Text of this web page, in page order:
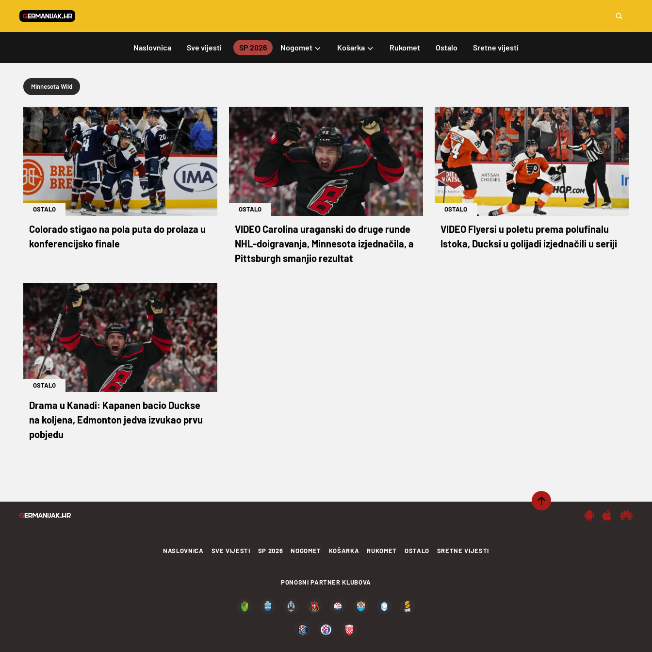
Naslovnica Sve vijesti SP 2026 Nogomet Košarka Rukomet Ostalo Sretne vijesti
Minnesota Wild
OSTALO
Colorado stigao na pola puta do prolaza u
konferencijsko finale
OSTALO
VIDEO Carolina uraganski do druge runde
NHL-doigravanja, Minnesota izjednačila, a
Pittsburgh smanjio rezultat
OSTALO
VIDEO Flyersi u poletu prema polufinalu
Istoka, Ducksi u golijadi izjednačili u seriji
OSTALO
Drama u Kanadi: Kapanen bacio Duckse
na koljena, Edmonton jedva izvukao prvu
pobjedu
NASLOVNICA SVE VIJESTI SP 2026 NOGOMET KOŠARKA RUKOMET OSTALO SRETNE VIJESTI
PONOSNI PARTNER KLUBOVA